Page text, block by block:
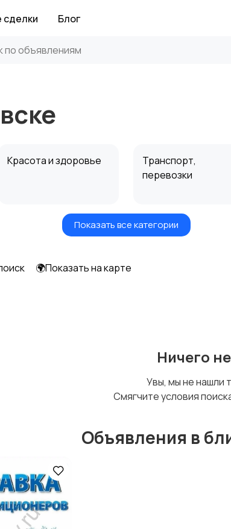
сделки Блог
Красота и здоровье
Транспорт,
перевозки
Ремонт техники
Показать все категории
🌍Показать на карте
Ничего
Увы, мы не нашли
Смягчите условия
Объявления в